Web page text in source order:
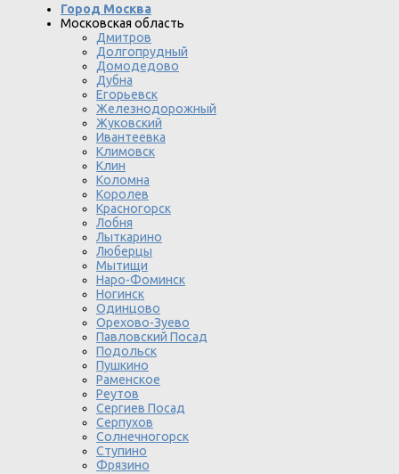
Город Москва
Московская область
Дмитров
Долгопрудный
Домодедово
Дубна
Егорьевск
Железнодорожный
Жуковский
Ивантеевка
Климовск
Клин
Коломна
Королев
Красногорск
Лобня
Лыткарино
Люберцы
Мытищи
Наро-Фоминск
Ногинск
Одинцово
Орехово-Зуево
Павловский Посад
Подольск
Пушкино
Раменское
Реутов
Сергиев Посад
Серпухов
Солнечногорск
Ступино
Фрязино